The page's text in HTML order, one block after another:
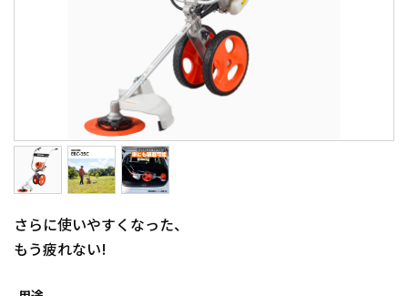
さらに使いやすくなった、
もう疲れない!